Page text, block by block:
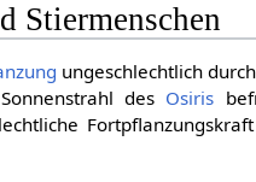
Stiermenschen
ungeschlechtlich
des Osiris